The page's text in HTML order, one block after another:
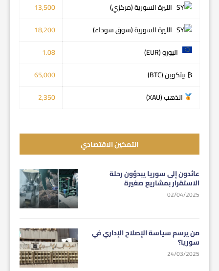
الليرة السورية (مركزي)
13,500
الليرة السورية (سوق سوداء)
18,200
اليورو (EUR)
1.08
₿ بيتكوين (BTC)
65,000
الذهب (XAU)
2,350
التمكين الاقتصادي
عائدون إلى سوريا يبدؤون رحلة
الاستقرار بمشاريع صغيرة
02/04/2025
من يرسم سياسة الإصلاح الإداري في
سوريا؟
24/03/2025